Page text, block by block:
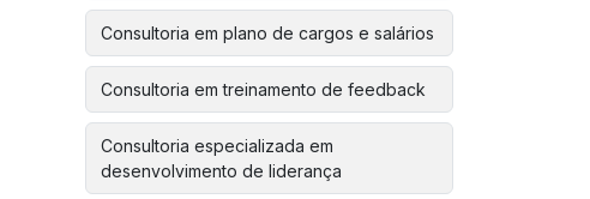
Consultoria em plano de cargos e salários
Consultoria em treinamento de feedback
Consultoria especializada em
desenvolvimento de liderança